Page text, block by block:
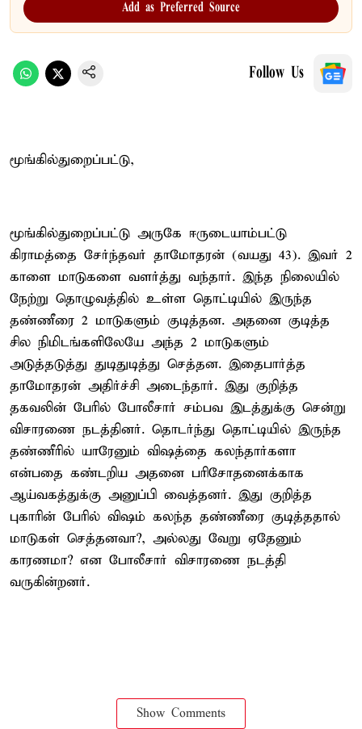
Add as Preferred Source
Follow Us
மூங்கில்துறைப்பட்டு,
மூங்கில்துறைப்பட்டு அருகே ஈருடையாம்பட்டு
கிராமத்தை சேர்ந்தவர் தாமோதரன் (வயது 43). இவர் 2
காளை மாடுகளை வளர்த்து வந்தார். இந்த நிலையில்
நேற்று தொழுவத்தில் உள்ள தொட்டியில் இருந்த
தண்ணீரை 2 மாடுகளும் குடித்தன. அதனை குடித்த
சில நிமிடங்களிலேயே அந்த 2 மாடுகளும்
அடுத்தடுத்து துடிதுடித்து செத்தன. இதைபார்த்த
தாமோதரன் அதிர்ச்சி அடைந்தார். இது குறித்த
தகவலின் பேரில் போலீசார் சம்பவ இடத்துக்கு சென்று
விசாரணை நடத்தினர். தொடர்ந்து தொட்டியில் இருந்த
தண்ணீரில் யாரேனும் விஷத்தை கலந்தார்களா
என்பதை கண்டறிய அதனை பரிசோதனைக்காக
ஆய்வகத்துக்கு அனுப்பி வைத்தனர். இது குறித்த
புகாரின் பேரில் விஷம் கலந்த தண்ணீரை குடித்ததால்
மாடுகள் செத்தனவா?, அல்லது வேறு ஏதேனும்
காரணமா? என போலீசார் விசாரணை நடத்தி
வருகின்றனர்.
Show Comments